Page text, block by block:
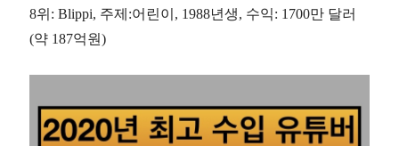
8위: Blippi, 주제:어린이, 1988년생, 수익: 1700만 달러
(약 187억원)